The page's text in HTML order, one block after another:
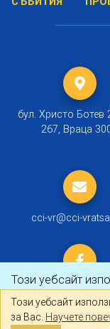
Този уебсайт
оптимално за
Този уебсайт
за Вас. Научете
бул. Христо Ботев
267, Враца
cci-vr@cci-
© 2019 ТПП Враца |